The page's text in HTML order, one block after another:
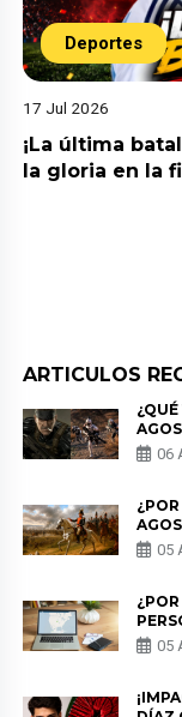
Deportes
17 Jul 2026
¡La última
la gloria en la
ARTICULOS
LOS06
05
PARA
05